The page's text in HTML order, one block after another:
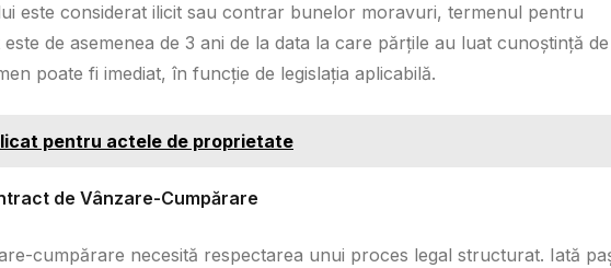
este considerat ilicit sau contrar bunelor moravuri, termenul pentru
de asemenea de 3 ani de la data la care părțile au luat cunoștință de
poate fi imediat, în funcție de legislația aplicabilă.
pentru actele de proprietate
de Vânzare-Cumpărare
cumpărare necesită respectarea unui proces legal structurat. Iată